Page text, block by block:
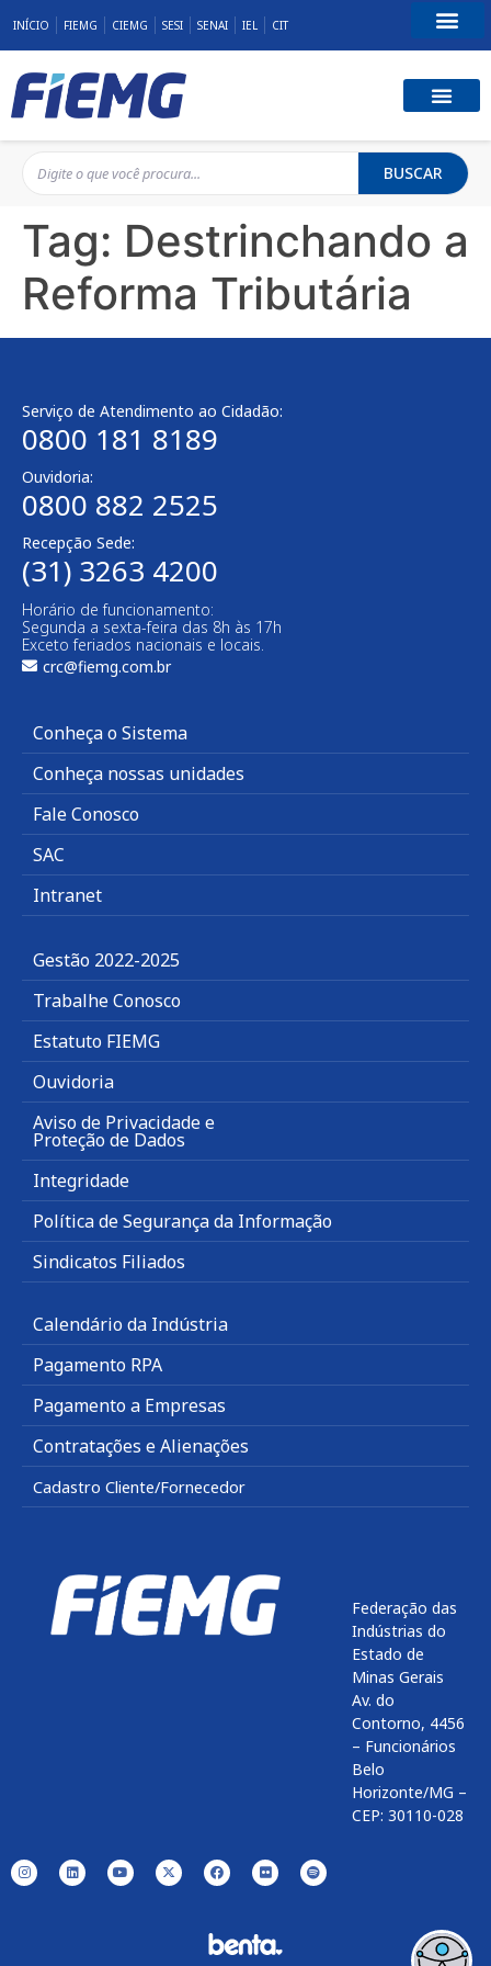
INÍCIO FIEMG CIEMG SESI SENAI IEL CIT
BUSCAR
Tag: Destrinchando a
Reforma Tributária
Serviço de Atendimento ao Cidadão:
0800 181 8189
Ouvidoria:
0800 882 2525
Recepção Sede:
(31) 3263 4200
Horário de funcionamento:
Segunda a sexta-feira das 8h às 17h
Exceto feriados nacionais e locais.
crc@fiemg.com.br
Conheça o Sistema
Conheça nossas unidades
Fale Conosco
SAC
Intranet
Gestão 2022-2025
Trabalhe Conosco
Estatuto FIEMG
Ouvidoria
Aviso de Privacidade e
Proteção de Dados
Integridade
Política de Segurança da Informação
Sindicatos Filiados
Calendário da Indústria
Pagamento RPA
Pagamento a Empresas
Contratações e Alienações
Cadastro Cliente/Fornecedor
Federação das
Indústrias do
Estado de
Minas Gerais
Av. do
Contorno, 4456
– Funcionários
Belo
Horizonte/MG –
CEP: 30110-028